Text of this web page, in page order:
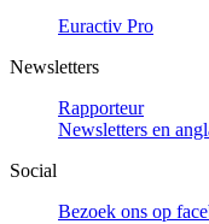
Euractiv Pro
Newsletters
Rapporteur
Newsletters en
Social
Bezoek ons op